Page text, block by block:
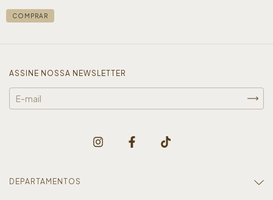
COMPRAR
ASSINE NOSSA NEWSLETTER
DEPARTAMENTOS